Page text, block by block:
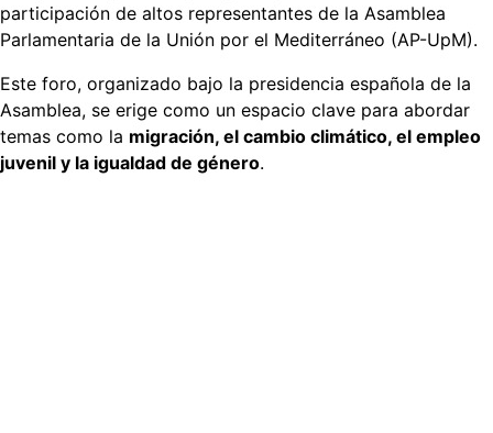
participación de altos representantes de la Asamblea
Parlamentaria de la Unión por el Mediterráneo (AP-UpM).
Este foro, organizado bajo la presidencia española de la
Asamblea, se erige como un espacio clave para abordar
temas como la migración, el cambio climático, el empleo
juvenil y la igualdad de género.